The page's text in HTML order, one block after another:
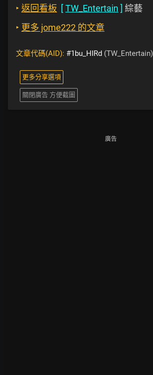
‣ 返回看板 [TW_Entertain ] 綜藝
‣ 更多 jome222 的文章
文章代碼(AID): #1bu_HIRd (TW_Entertain)
更多分享選項
關閉廣告 方便截圖
廣告